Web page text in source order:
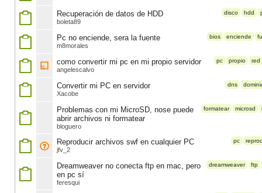
disco hdd
Recuperación de datos de HDD
boleta89
bios enciende
Pc no enciende, sera la fuente
m8morales
pc propio red
como convertir mi pc en mi propio servidor
angelescalvo
dns
Convertir mi PC en servidor
Xacobe
formatear microsd
Problemas con mi MicroSD, nose puede
abrir archivos ni formatear
bloguero
pc
Reproducir archivos swf en cualquier PC
jfv_2
dreamweaver ftp
Dreamweaver no conecta ftp en mac, pero
en pc sí
feresqui